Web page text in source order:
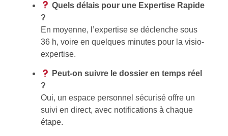
Quels délais pour une Expertise Rapide
?
En moyenne, l’expertise se déclenche sous
36 h, voire en quelques minutes pour la visio-
expertise.
Peut-on suivre le dossier en temps réel
?
Oui, un espace personnel sécurisé offre un
suivi en direct, avec notifications à chaque
étape.